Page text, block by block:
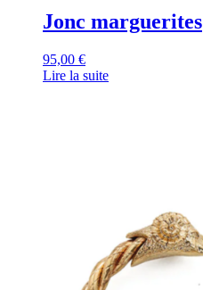
Jonc marguerites
95,00 €
Lire la suite